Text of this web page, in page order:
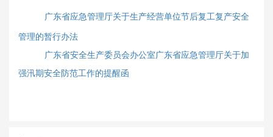
广东省应急管理厅关于生产经营单位节后复工复产安全
管理的暂行办法
广东省安全生产委员会办公室广东省应急管理厅关于加
强汛期安全防范工作的提醒函